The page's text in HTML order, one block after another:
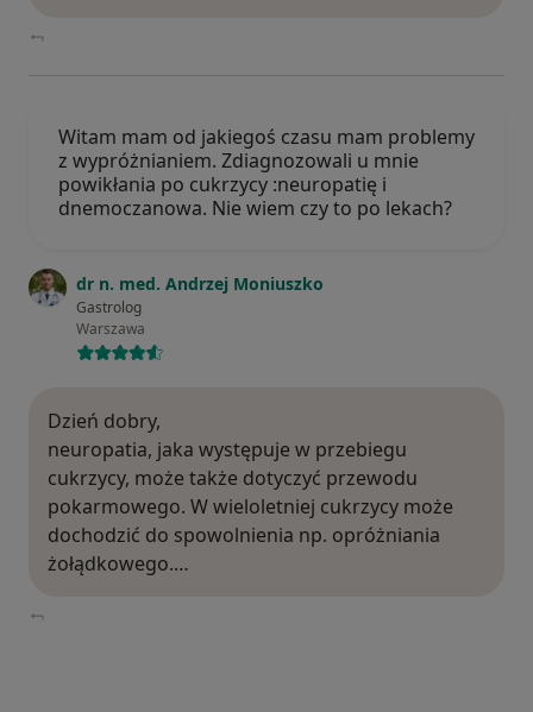
Witam mam od jakiegoś czasu mam problemy
z wypróżnianiem. Zdiagnozowali u mnie
powikłania po cukrzycy :neuropatię i
dnemoczanowa. Nie wiem czy to po lekach?
dr n. med. Andrzej Moniuszko
Gastrolog
Warszawa
Dzień dobry,
neuropatia, jaka występuje w przebiegu
cukrzycy, może także dotyczyć przewodu
pokarmowego. W wieloletniej cukrzycy może
dochodzić do spowolnienia np. opróżniania
żołądkowego.…